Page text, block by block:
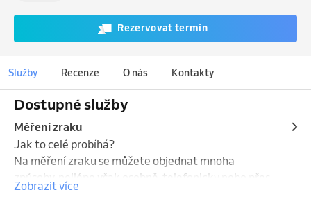
Rezervovat termín
Služby Recenze O nás Kontakty
Dostupné služby
Měření zraku
Jak to celé probíhá?
Na měření zraku se můžete objednat mnoha
způsoby, nejlépe však osobně, telefonicky nebo přes
náš on-line objednávací systém zde
Zobrazit více